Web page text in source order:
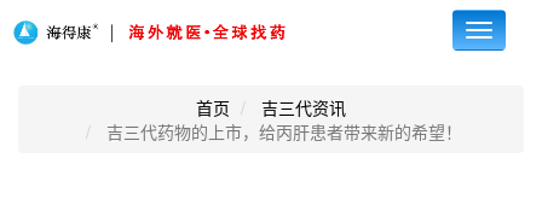
Toggle
首页
吉三代资讯
吉三代药物的上市，给丙肝患者带来新的希望！